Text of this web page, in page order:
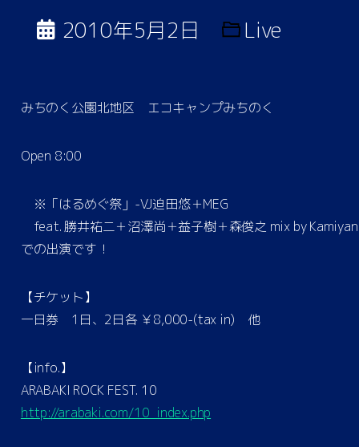
2010年5月2日 Live
みちのく公園北地区 エコキャンプみちのく
Open 8:00
※「はるめぐ祭」-VJ迫田悠＋MEG
feat. 勝井祐二＋沼澤尚＋益子樹＋森俊之 mix by
での出演です！
【チケット】
一日券 1日、2日各 ￥8,000-(tax in) 他
【info.】
ARABAKI ROCK FEST. 10
http://arabaki.com/10_index.php